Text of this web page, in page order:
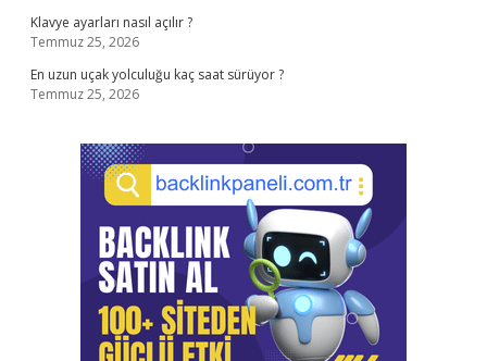
Klavye ayarları nasıl açılır ?
Temmuz 25, 2026
En uzun uçak yolculuğu kaç saat sürüyor ?
Temmuz 25, 2026